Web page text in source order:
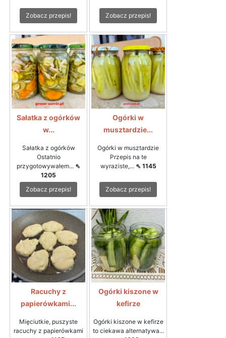
Zobacz przepis! Zobacz przepis!
Sałatka z ogórków
w...
Sałatka z ogórków
Ostatnio
przygotowywałem... ⇖
1205
Zobacz przepis!
Ogórki w
musztardzie...
Ogórki w musztardzie
Przepis na te
wyraziste,... ⇖ 1145
Zobacz przepis!
Racuchy z
papierówkami...
Mięciutkie, puszyste
racuchy z papierówkami
Ogórki kiszone w
kefirze
Ogórki kiszone w kefirze
to ciekawa alternatywa...